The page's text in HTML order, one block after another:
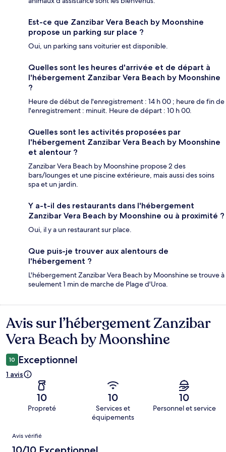
Est-ce que Zanzibar Vera Beach by Moonshine
propose un parking sur place ?
Oui, un parking sans voiturier est disponible.
Quelles sont les heures d'arrivée et de départ à
l'hébergement Zanzibar Vera Beach by Moonshine
?
Heure de début de l'enregistrement : 14 h 00 ; heure de fin de
l'enregistrement : minuit. Heure de départ : 10 h 00.
Quelles sont les activités proposées par
l'hébergement Zanzibar Vera Beach by Moonshine
et alentour ?
Zanzibar Vera Beach by Moonshine propose 2 des
bars/lounges et une piscine extérieure, mais aussi des soins
spa et un jardin.
Y a-t-il des restaurants dans l'hébergement
Zanzibar Vera Beach by Moonshine ou à proximité ?
Oui, il y a un restaurant sur place.
Que puis-je trouver aux alentours de
l'hébergement ?
L'hébergement Zanzibar Vera Beach by Moonshine se trouve à
seulement 1 min de marche de Plage d'Uroa.
Avis
Avis sur l’hébergement Zanzibar
Vera Beach by Moonshine
10 Exceptionnel
1 avis
10
Propreté
10
Services et
équipements
10
Personnel et service
Avis
Avis vérifié